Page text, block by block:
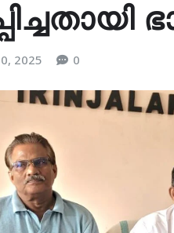
2025 0